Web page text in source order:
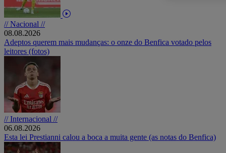
// Nacional //
08.08.2026
Adeptos querem mais mudanças: o onze do Benfica votado pelos
leitores (fotos)
// Internacional //
06.08.2026
Esta lei Prestianni calou a boca a muita gente (as notas do Benfica)